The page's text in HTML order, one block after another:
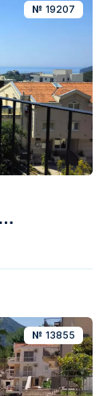
№ 19207
№ 13855